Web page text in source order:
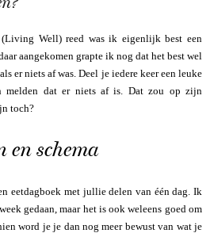
Well) reed was ik eigenlijk best een
aangekomen grapte ik nog dat het best wel
er niets af was. Deel je iedere keer een leuke
melden dat er niets af is. Dat zou op zijn
toch?
en schema
eetdagboek met jullie delen van één dag. Ik
gedaan, maar het is ook weleens goed om
word je je dan nog meer bewust van wat je